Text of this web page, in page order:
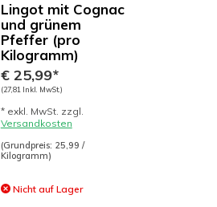
Lingot mit Cognac
und grünem
Pfeffer (pro
Kilogramm)
€ 25,99*
(27,81 Inkl. MwSt.)
* exkl. MwSt. zzgl.
Versandkosten
(Grundpreis: 25,99 /
Kilogramm)
Nicht auf Lager